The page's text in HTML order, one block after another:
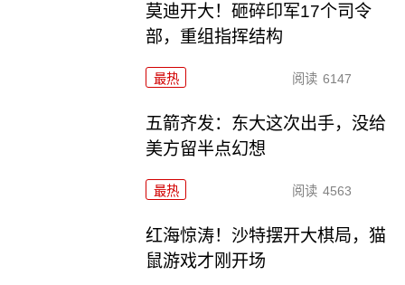
莫迪开大！砸碎印军17个司令
部，重组指挥结构
最热 阅读 6147
五箭齐发：东大这次出手，没给
美方留半点幻想
最热 阅读 4563
红海惊涛！沙特摆开大棋局，猫
鼠游戏才刚开场